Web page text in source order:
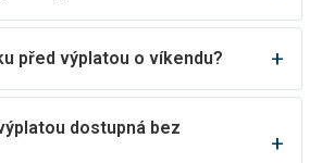
před výplatou o víkendu?
dostupná bez